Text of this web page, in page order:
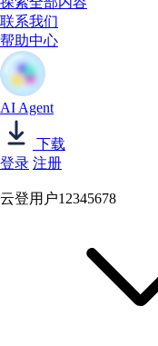
联系我们
帮助中心
AI Agent
下载
登录 注册
云登用户12345678